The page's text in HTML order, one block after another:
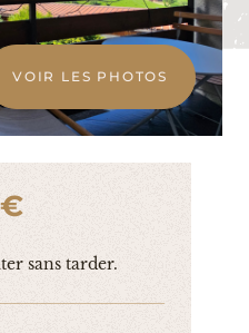
VOIR LES PHOTOS
sans tarder.